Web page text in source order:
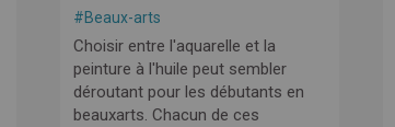
#Beaux-arts
Choisir entre l'aquarelle et la
peinture à l'huile peut sembler
déroutant pour les débutants en
beauxarts. Chacun de ces